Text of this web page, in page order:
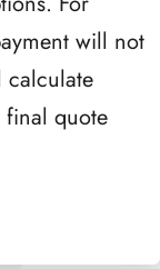
will not
calculate
final quote